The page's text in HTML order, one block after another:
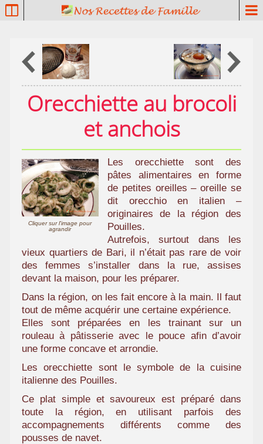
P
Orecchiette au brocoli
et anchois
Cliquer sur l'image pour
agrandir
Les orecchiette sont des
pâtes alimentaires en forme
de petites oreilles – oreille se
dit orecchio en italien –
originaires de la région des
Pouilles.
Autrefois, surtout dans les
vieux quartiers de Bari, il n’était pas rare de voir
des femmes s’installer dans la rue, assises
devant la maison, pour les préparer.
Dans la région, on les fait encore à la main. Il faut
tout de même acquérir une certaine expérience.
Elles sont préparées en les trainant sur un
rouleau à pâtisserie avec le pouce afin d’avoir
une forme concave et arrondie.
Les orecchiette sont le symbole de la cuisine
italienne des Pouilles.
Ce plat simple et savoureux est préparé dans
toute la région, en utilisant parfois des
accompagnements différents comme des
pousses de navet.